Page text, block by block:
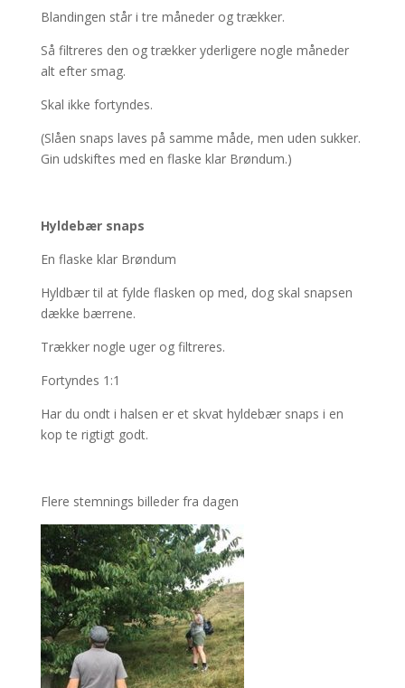
Blandingen står i tre måneder og trækker.
Så filtreres den og trækker yderligere nogle måneder
alt efter smag.
Skal ikke fortyndes.
(Slåen snaps laves på samme måde, men uden sukker.
Gin udskiftes med en flaske klar Brøndum.)
Hyldebær snaps
En flaske klar Brøndum
Hyldbær til at fylde flasken op med, dog skal snapsen
dække bærrene.
Trækker nogle uger og filtreres.
Fortyndes 1:1
Har du ondt i halsen er et skvat hyldebær snaps i en
kop te rigtigt godt.
Flere stemnings billeder fra dagen